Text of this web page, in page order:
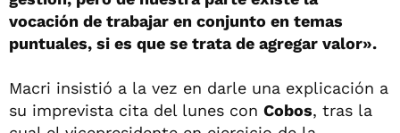
vocación de trabajar en conjunto en temas
puntuales, si es que se trata de agregar valor».
Macri insistió a la vez en darle una explicación a
su imprevista cita del lunes con Cobos, tras la